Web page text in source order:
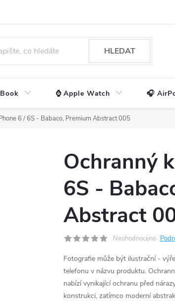
HLEDAT
⌚ Apple Watch 🎧
6 / 6S - Babaco, Premium Abstract 005
Ochranný
6S -
Abstract
Neohodnoceno
Fotografie může být ilustrační -
telefonu v názvu produktu.
nabízí vynikající ochranu před
konstrukci, zatímco moderní